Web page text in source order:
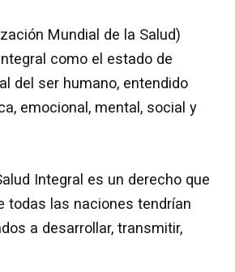
Mundial de la Salud)
como el estado de
del ser humano, entendido
emocional, mental, social y
Integral es un derecho que
todas las naciones tendrían
a desarrollar, transmitir,